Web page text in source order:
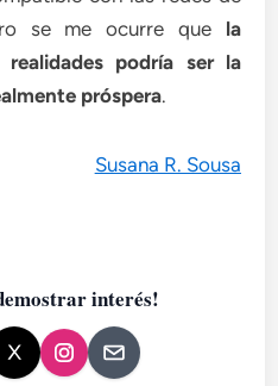
se me ocurre que la
podría ser la
próspera.
Susana R. Sousa
interés!